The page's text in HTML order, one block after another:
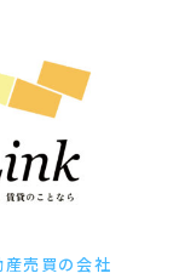
売買の会社